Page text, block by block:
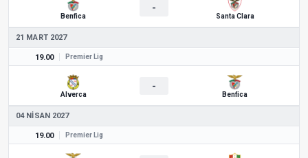
Benfica
-
Santa Clara
21 MART 2027
19.00 Premier Lig
Alverca
-
Benfica
04 NISAN 2027
19.00 Premier Lig